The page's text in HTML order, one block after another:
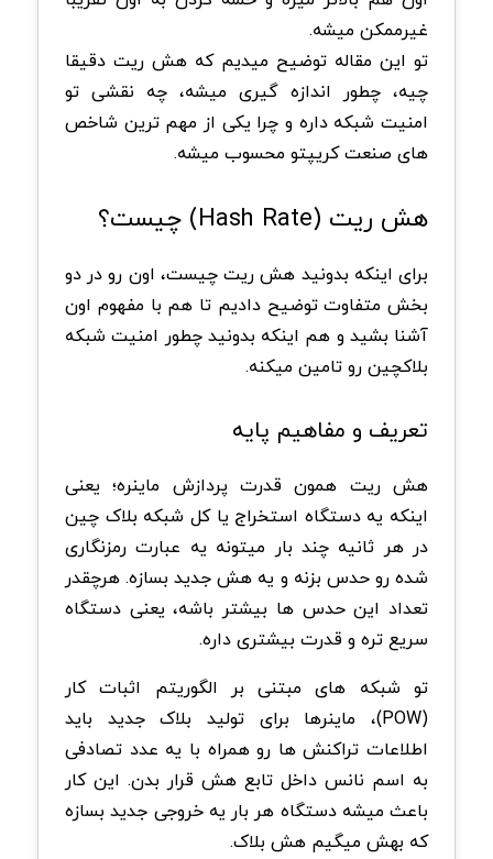
غیرممکن میشه.
تو این مقاله توضیح میدیم که هش ریت دقیقا
چیه، چطور اندازه گیری میشه، چه نقشی تو
امنیت شبکه داره و چرا یکی از مهم ترین شاخص
های صنعت کریپتو محسوب میشه.
هش ریت (Hash Rate) چیست؟
برای اینکه بدونید هش ریت چیست، اون رو در دو
بخش متفاوت توضیح دادیم تا هم با مفهوم اون
آشنا بشید و هم اینکه بدونید چطور امنیت شبکه
بلاکچین رو تامین میکنه.
تعریف و مفاهیم پایه
هش ریت همون قدرت پردازش ماینره؛ یعنی
اینکه یه دستگاه استخراج یا کل شبکه بلاک چین
در هر ثانیه چند بار میتونه یه عبارت رمزنگاری
شده رو حدس بزنه و یه هش جدید بسازه. هرچقدر
تعداد این حدس ها بیشتر باشه، یعنی دستگاه
سریع تره و قدرت بیشتری داره.
تو شبکه های مبتنی بر الگوریتم اثبات کار
(POW)، ماینرها برای تولید بلاک جدید باید
اطلاعات تراکنش ها رو همراه با یه عدد تصادفی
به اسم نانس داخل تابع هش قرار بدن. این کار
باعث میشه دستگاه هر بار یه خروجی جدید بسازه
که بهش میگیم هش بلاک.